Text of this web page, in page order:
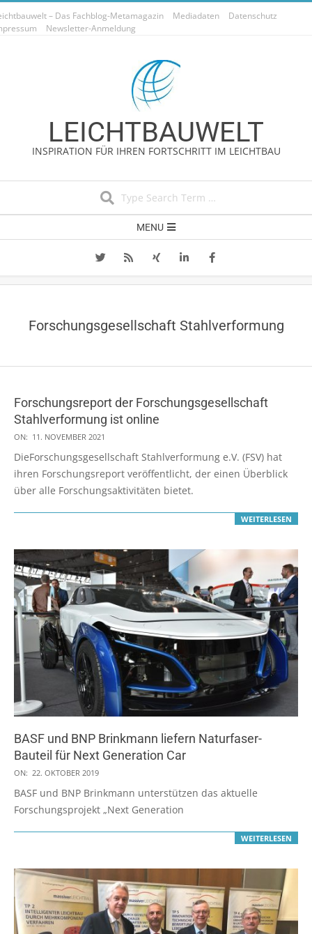
Skip
to
– Das Fachblog-Metamagazin Mediadaten
Datenschutz
Newsletter-Anmeldung
LEICHTBAUWELT
INSPIRATION FÜR IHREN FORTSCHRITT IM LEICHTBAU
Navigation
MENU
Forschungsgesellschaft Stahlverformung
Forschungsreport der Forschungsgesellschaft
Stahlverformung ist online
2021-
11-
11
ON: 11. NOVEMBER 2021
DieForschungsgesellschaft Stahlverformung e.V. (FSV) hat
ihren Forschungsreport veröffentlicht, der einen Überblick
über alle Forschungsaktivitäten bietet.
WEITERLESEN
BASF und BNP Brinkmann liefern Naturfaser-
Bauteil für Next Generation Car
2019-
10-
22
ON: 22. OKTOBER 2019
BASF und BNP Brinkmann unterstützen das aktuelle
Forschungsprojekt „Next Generation
WEITERLESEN